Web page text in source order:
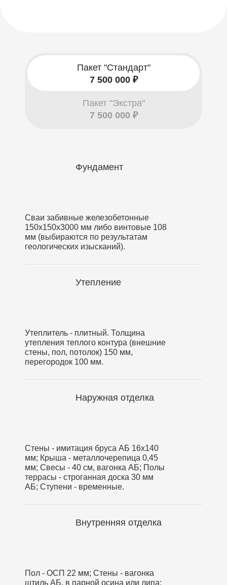
Пакет "Стандарт"
7 500 000 ₽
Пакет "Экстра"
7 500 000 ₽
Фундамент
Сваи забивные железобетонные
150х150х3000 мм либо винтовые 108
мм (выбираются по результатам
геологических изысканий).
Утепление
Утеплитель - плитный. Толщина
утепления теплого контура (внешние
стены, пол, потолок) 150 мм,
перегородок 100 мм.
Наружная отделка
Стены - имитация бруса АБ 16х140
мм; Крыша - металлочерепица 0,45
мм; Свесы - 40 см, вагонка АБ; Полы
террасы - строганная доска 30 мм
АБ; Ступени - временные.
Внутренняя отделка
Пол - ОСП 22 мм; Стены - вагонка
штиль АБ, в парной осина или липа;